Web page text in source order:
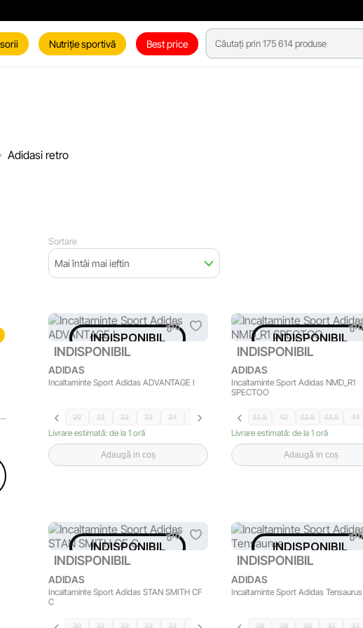
Nutriție sportivă Best price
Adidasi retro
Sortare
Mai întâi mai ieftin
INDISPONIBIL
INDISPONIBIL
ADIDAS
Incaltaminte Sport Adidas ADVANTAGE I
20 21 22 23 24 25 27
Livrare estimată: de la 1 oră
Adaugă in coș
INDISPONIBIL
INDISPONIBIL
ADIDAS
Incaltaminte Sport Adidas NMD_R1
SPECTOO
41.5 42 42.5 43.5 44
Livrare estimată: de la 1 oră
Adaugă in coș
INDISPONIBIL
INDISPONIBIL
ADIDAS
Incaltaminte Sport Adidas STAN SMITH CF
C
30 31 32 33 34 35
INDISPONIBIL
INDISPONIBIL
ADIDAS
Incaltaminte Sport Adidas Tensaurus
28 29 30 31 32